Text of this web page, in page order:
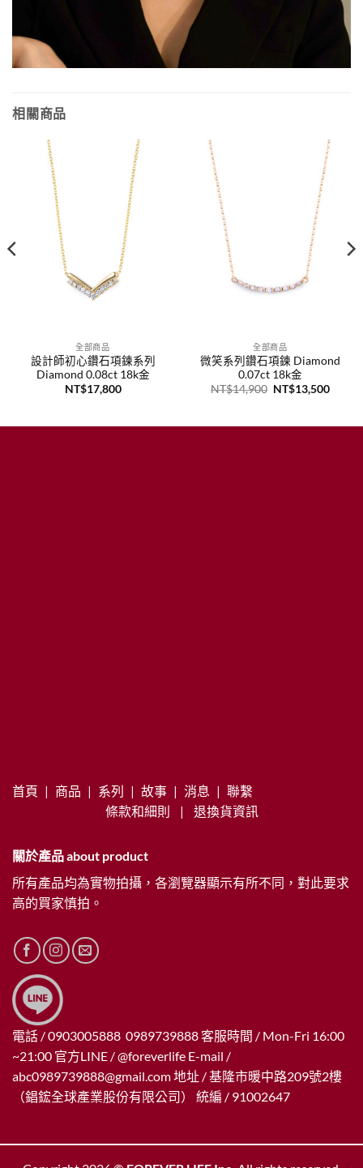
相關商品
全部商品
設計師初心鑽石項鍊系列
Diamond 0.08ct 18k金
NT$17,800
全部商品
微笑系列鑽石項鍊 Diamond
0.07ct 18k金
NT$14,900 原
NT$14,900。
NT$13,500目
首頁 | 商品 | 系列 | 故事 | 消息 | 聯繫
條款和細則
| 退換貨資訊
關於產品 about product
所有產品均為實物拍攝，各瀏覽器顯示有所不同，對此要求
高的買家慎拍。
電話 / 0903005888 0989739888 客服時間 / Mon-Fri 16:00
~21:00 官方LINE / @foreverlife E-mail /
abc0989739888@gmail.com地址 / 基隆市暖中路209號2樓
（錩鋐全球產業股份有限公司） 統編 / 91002647